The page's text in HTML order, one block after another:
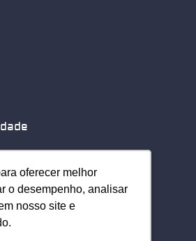
oferecer melhor
o desempenho, analisar
nosso site e
oferecer melhor
o desempenho, analisar
nosso site e